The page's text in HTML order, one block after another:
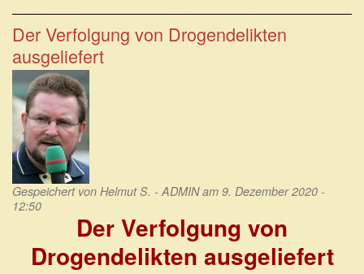
man
über
die
Ukraine
auch
wissen
sollte
Der Verfolgung von Drogendelikten
ausgeliefert
Gespeichert von Helmut S. - ADMINam 9. Dezember 2020 -
12:50
Der Verfolgung von
Drogendelikten ausgeliefert